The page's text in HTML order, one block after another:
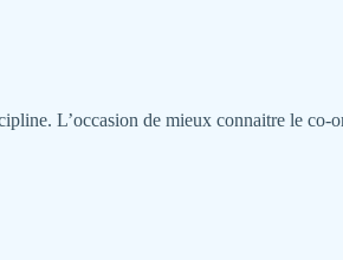
L’occasion de mieux connaitre le co-